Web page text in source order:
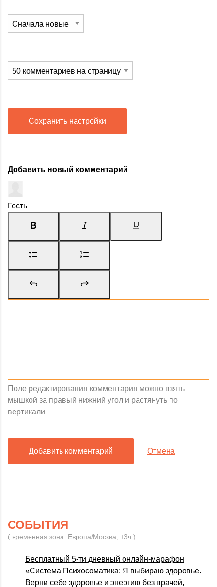
Сохранить настройки
Добавить новый комментарий
Гость
Поле редактирования комментария можно взять
мышкой за правый нижний угол и растянуть по
вертикали.
Добавить комментарий Отмена
СОБЫТИЯ
( временная зона: Европа/Москва, +3ч )
Бесплатный 5-ти дневный онлайн-марафон
«Система Психосоматика: Я выбираю здоровье.
Верни себе здоровье и энергию без врачей,